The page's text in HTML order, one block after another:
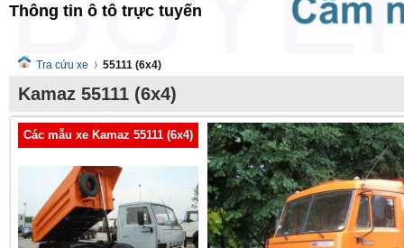
Thông tin ô tô trực tuyến
Tra cứu xe 55111 (6x4)
Kamaz 55111 (6x4)
Các mẫu xe Kamaz 55111 (6x4)